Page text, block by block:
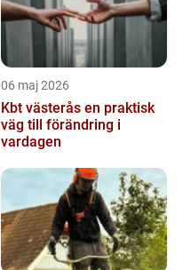
06 maj 2026
Kbt västerås en praktisk
väg till förändring i
vardagen